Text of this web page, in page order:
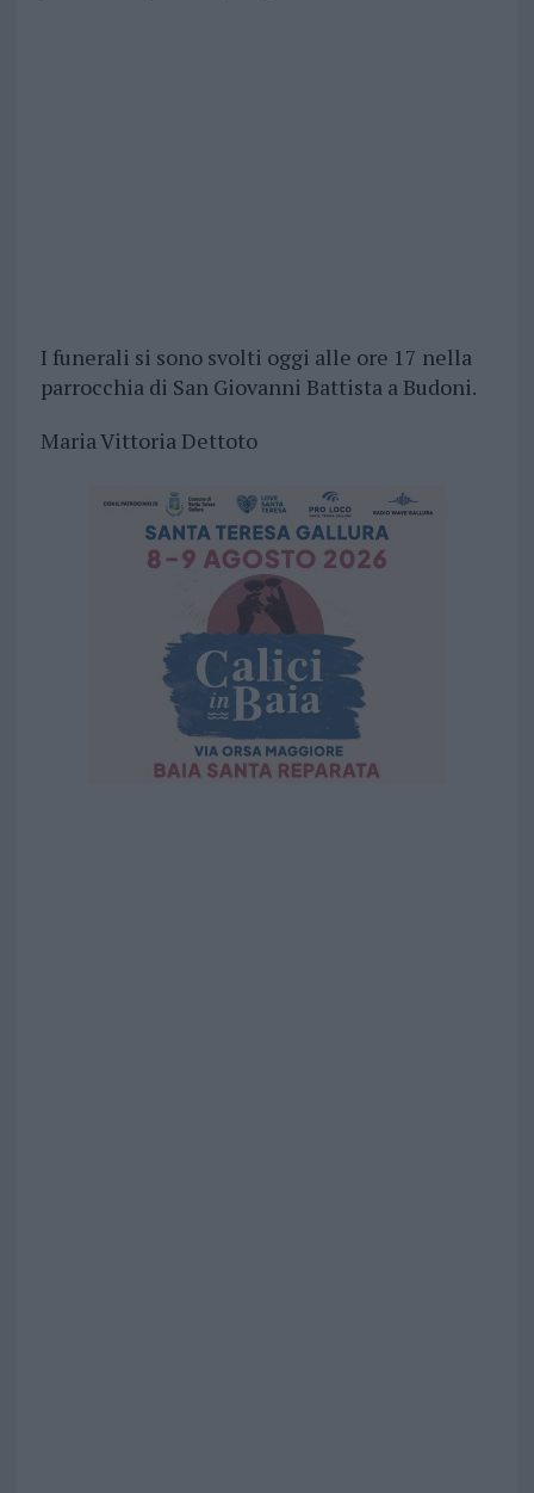
I funerali si sono svolti oggi alle ore 17 nella
parrocchia di San Giovanni Battista a Budoni.
Maria Vittoria Dettoto